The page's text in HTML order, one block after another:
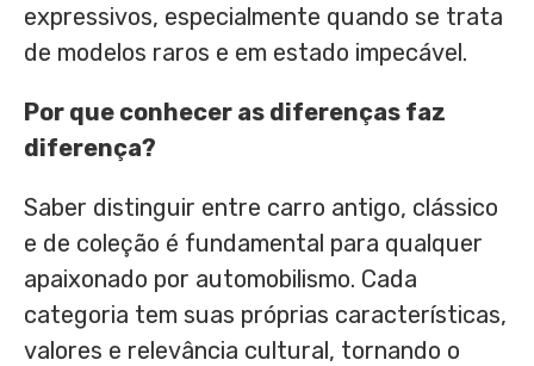
expressivos, especialmente quando se trata
de modelos raros e em estado impecável.
Por que conhecer as diferenças faz
diferença?
Saber distinguir entre carro antigo, clássico
e de coleção é fundamental para qualquer
apaixonado por automobilismo. Cada
categoria tem suas próprias características,
valores e relevância cultural, tornando o